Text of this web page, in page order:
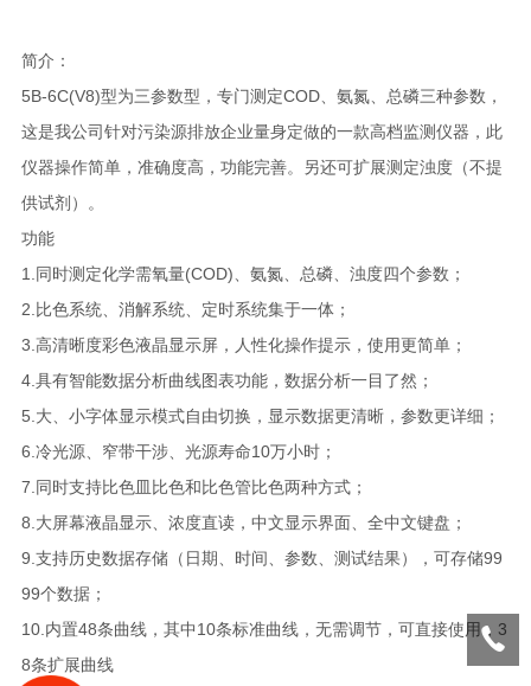
简介：
5B-6C(V8)型为三参数型，专门测定COD、氨氮、总磷三种参数，
这是我公司针对污染源排放企业量身定做的一款高档监测仪器，此
仪器操作简单，准确度高，功能完善。另还可扩展测定浊度（不提
供试剂）。
功能
1.同时测定化学需氧量(COD)、氨氮、总磷、浊度四个参数；
2.比色系统、消解系统、定时系统集于一体；
3.高清晰度彩色液晶显示屏，人性化操作提示，使用更简单；
4.具有智能数据分析曲线图表功能，数据分析一目了然；
5.大、小字体显示模式自由切换，显示数据更清晰，参数更详细；
6.冷光源、窄带干涉、光源寿命10万小时；
7.同时支持比色皿比色和比色管比色两种方式；
8.大屏幕液晶显示、浓度直读，中文显示界面、全中文键盘；
9.支持历史数据存储（日期、时间、参数、测试结果），可存储99
99个数据；
10.内置48条曲线，其中10条标准曲线，无需调节，可直接使用，3
8条扩展曲线